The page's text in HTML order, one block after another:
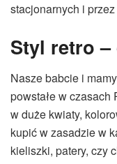
stacjonarnych i
Styl retro
Nasze babcie i
powstałe w
w duże kwiaty,
kupić w zasadzie w
kieliszki, patery, czy